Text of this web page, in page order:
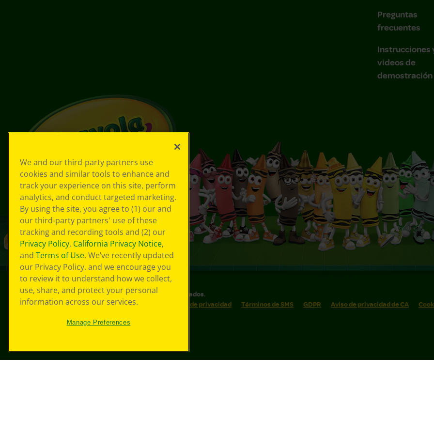
Preguntas
frecuentes
Instrucciones
videos de
demostración
© 2026 Crayola® Todos los derechos reservados.
Sus opciones de privacidad
Política de privacidad Términos de SMS GDPR Aviso de privacidad de CA
We and our third-party partners use
cookies and similar tools to enhance and
track your experience on this site, perform
analytics, and conduct targeted marketing.
By using the site, you agree to (1) our and
our third-party partners' use of these
tracking and recording tools and (2) our
Privacy Policy, California Privacy Notice,
and Terms of Use. We’ve recently updated
our Privacy Policy, and we encourage you
to review it to understand how we collect,
use, share, and protect your personal
information across our services.
Manage Preferences